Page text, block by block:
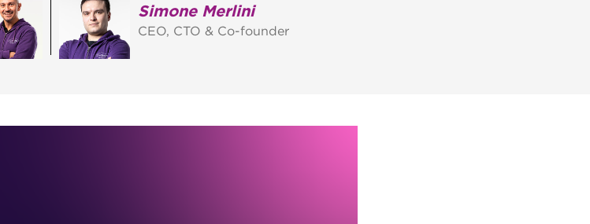
Simone Merlini
CEO, CTO & Co-founder